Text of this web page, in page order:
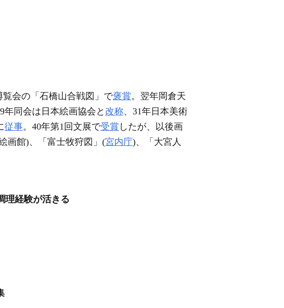
覧会の「石橋山合戦図」で褒賞。翌年岡倉天
同会は日本絵画協会と改称、31年日本美術
従事。40年第1回文展で受賞 したが、以後画
画館)、「富士牧狩図」(宮内庁)、「大宮人
理経験が活きる